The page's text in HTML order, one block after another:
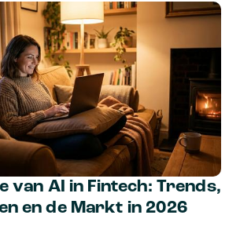
van AI in Fintech: Trends,
en de Markt in 2026